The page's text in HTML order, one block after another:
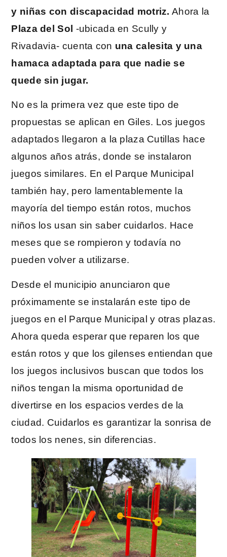
y niñas con discapacidad motriz. Ahora la
Plaza del Sol -ubicada en Scully y
Rivadavia- cuenta con una calesita y una
hamaca adaptada para que nadie se
quede sin jugar.
No es la primera vez que este tipo de
propuestas se aplican en Giles. Los juegos
adaptados llegaron a la plaza Cutillas hace
algunos años atrás, donde se instalaron
juegos similares. En el Parque Municipal
también hay, pero lamentablemente la
mayoría del tiempo están rotos, muchos
niños los usan sin saber cuidarlos. Hace
meses que se rompieron y todavía no
pueden volver a utilizarse.
Desde el municipio anunciaron que
próximamente se instalarán este tipo de
juegos en el Parque Municipal y otras plazas.
Ahora queda esperar que reparen los que
están rotos y que los gilenses entiendan que
los juegos inclusivos buscan que todos los
niños tengan la misma oportunidad de
divertirse en los espacios verdes de la
ciudad. Cuidarlos es garantizar la sonrisa de
todos los nenes, sin diferencias.